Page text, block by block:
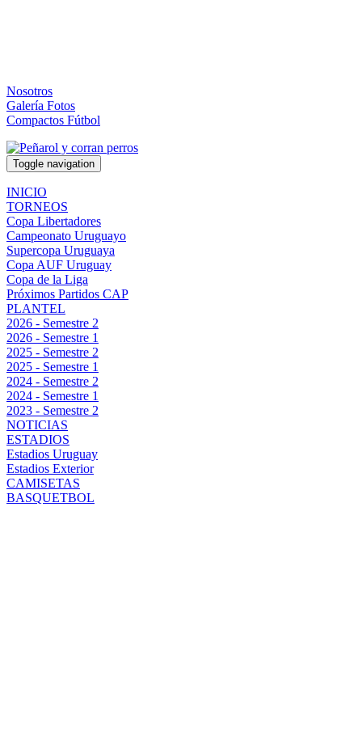
Nosotros
Galería Fotos
Compactos Fútbol
Toggle navigation
INICIO
TORNEOS
Copa Libertadores
Campeonato Uruguayo
Supercopa Uruguaya
Copa AUF Uruguay
Copa de la Liga
Próximos Partidos CAP
PLANTEL
2026 - Semestre 2
2026 - Semestre 1
2025 - Semestre 2
2025 - Semestre 1
2024 - Semestre 2
2024 - Semestre 1
2023 - Semestre 2
NOTICIAS
ESTADIOS
Estadios Uruguay
Estadios Exterior
CAMISETAS
BASQUETBOL